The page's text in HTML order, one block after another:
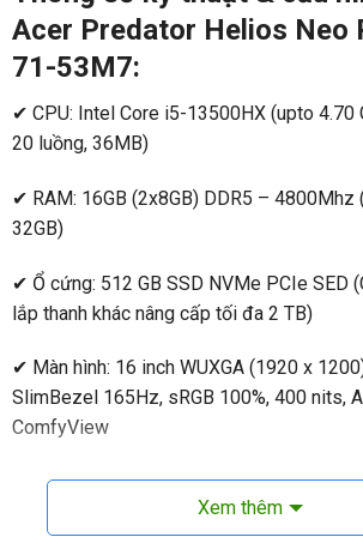
Acer Predator Helios Neo
71-53M7:
✔ CPU: Intel Core i5-13500HX (upto 4.70
20 luồng, 36MB)
✔ RAM: 16GB (2x8GB) DDR5 – 4800Mhz
32GB)
✔ Ổ cứng: 512 GB SSD NVMe PCIe SED
lắp thanh khác nâng cấp tối đa 2 TB)
✔ Màn hình: 16 inch WUXGA (1920 x
SlimBezel 165Hz, sRGB 100%, 400 nits,
ComfyView
✔ Đồ họa: NVIDIA® GeForce RTX™ 4060
Xem thêm